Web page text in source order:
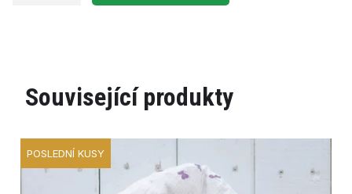
Související produkty
POSLEDNÍ KUSY